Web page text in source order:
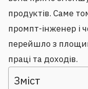
продуктів. Саме
промпт-інженер і
перейшло з
праці та доходів.
Зміст